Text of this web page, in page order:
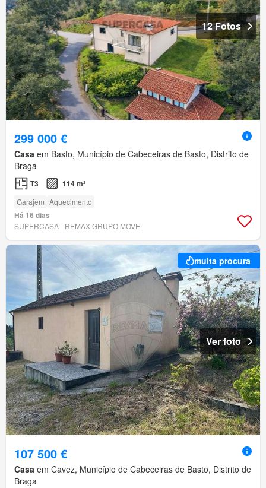
12 Fotos
299 000 €
Casa em Basto, Município de Cabeceiras de Basto, Distrito de
Braga
T3 114 m²
Garajem Aquecimento
Há 16 dias
SUPERCASA - REMAX GRUPO MOVE
muita procura
Ver foto
107 500 €
Casa em Cavez, Município de Cabeceiras de Basto, Distrito de
Braga